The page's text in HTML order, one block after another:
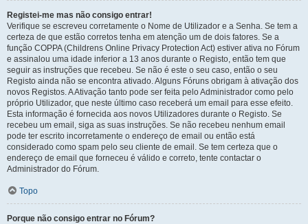
Registei-me mas não consigo entrar!
Verifique se escreveu corretamente o Nome de Utilizador e a Senha. Se tem a
certeza de que estão corretos tenha em atenção um de dois fatores. Se a
função COPPA (Childrens Online Privacy Protection Act) estiver ativa no Fórum
e assinalou uma idade inferior a 13 anos durante o Registo, então tem que
seguir as instruções que recebeu. Se não é este o seu caso, então o seu
Registo ainda não se encontra ativado. Alguns Fóruns obrigam à ativação dos
novos Registos. A Ativação tanto pode ser feita pelo Administrador como pelo
próprio Utilizador, que neste último caso receberá um email para esse efeito.
Esta informação é fornecida aos novos Utilizadores durante o Registo. Se
recebeu um email, siga as suas instruções. Se não recebeu nenhum email
pode ter escrito incorretamente o endereço de email ou então está
considerado como spam pelo seu cliente de email. Se tem certeza que o
endereço de email que forneceu é válido e correto, tente contactar o
Administrador do Fórum.
Topo
Porque não consigo entrar no Fórum?